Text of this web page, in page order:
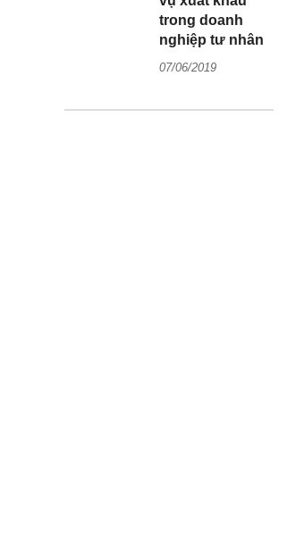
trong doanh
nghiệp tư nhân
07/06/2019